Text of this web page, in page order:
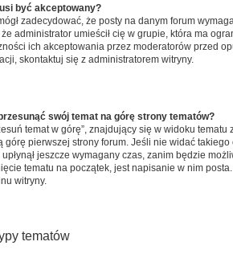
być akceptowany?
zadecydować, że posty na danym forum
administrator umieścił cię w grupie, która ma
ich akceptowania przez moderatorów przed
skontaktuj się z administratorem witryny.
swój temat na górę strony tematów?
temat w górę”, znajdujący się w widoku tematu
górę pierwszej strony forum. Jeśli nie widać
jeszcze wymagany czas, zanim będzie
tematu na początek, jest napisanie w nim
witryny.
tematów